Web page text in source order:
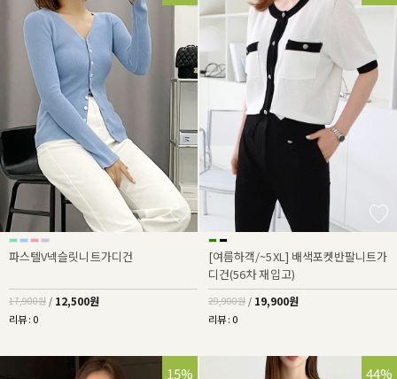
파스텔V넥슬릿니트가디건
17,900원 / 12,500원
리뷰 : 0
[여름하객/~5XL] 배색포켓반팔니트가
디건(56차 재입고)
29,900원 / 19,900원
리뷰 : 0
15% 44%